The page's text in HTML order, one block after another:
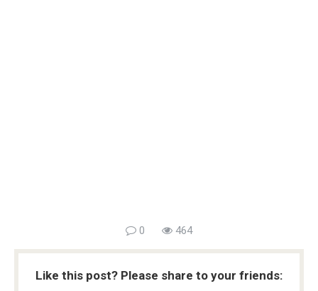
0 464
Like this post? Please share to your friends: